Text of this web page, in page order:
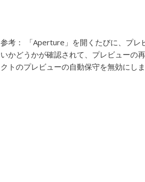
参考：
「Aperture」を開くたびに、プ
いかどうかが確認されて、プレビューの
クトのプレビューの自動保守を無効にしま